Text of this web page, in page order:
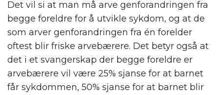
Det vil si at man må arve genforandringen fra
begge foreldre for å utvikle sykdom, og at de
som arver genforandringen fra én forelder
oftest blir friske arvebærere. Det betyr også at
det i et svangerskap der begge foreldre er
arvebærere vil være 25% sjanse for at barnet
får sykdommen, 50% sjanse for at barnet blir